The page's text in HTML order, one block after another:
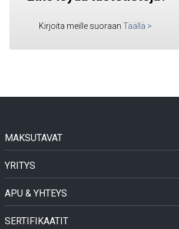
Kirjoita meille suoraan Täällä >
MAKSUTAVAT
YRITYS
APU & YHTEYS
SERTIFIKAATIT